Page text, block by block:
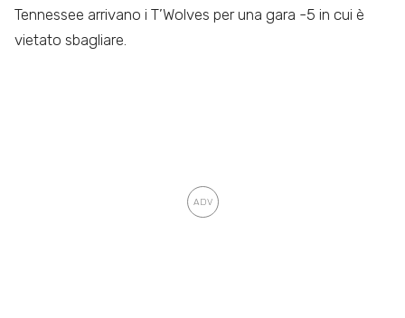
Tennessee arrivano i T’Wolves per una gara -5 in cui è
vietato sbagliare.